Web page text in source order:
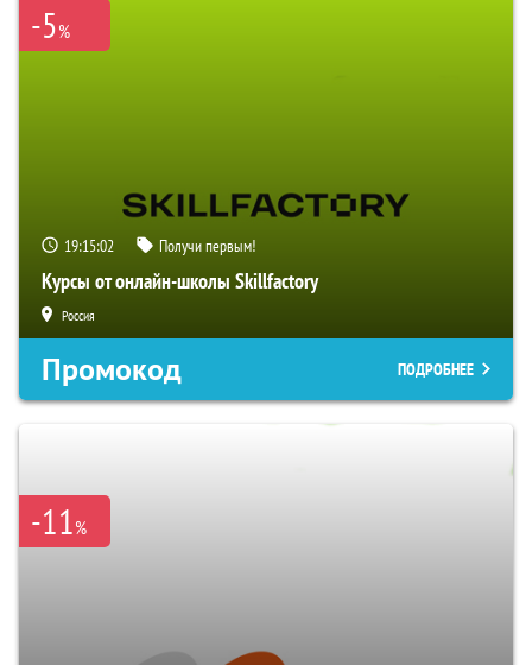
-5%
19:15:01 Получи первым!
Курсы от онлайн-школы Skillfactory
Россия
Промокод ПОДРОБНЕЕ
-11%